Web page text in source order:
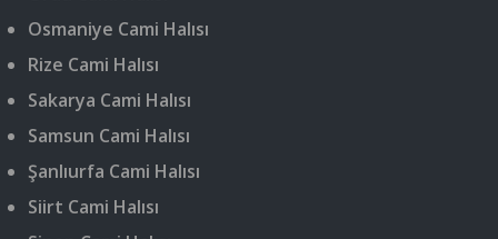
Osmaniye Cami Halısı
Rize Cami Halısı
Sakarya Cami Halısı
Samsun Cami Halısı
Şanlıurfa Cami Halısı
Siirt Cami Halısı